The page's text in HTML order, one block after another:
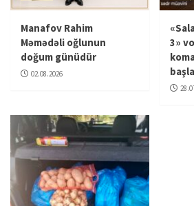
Manafov Rahim
Məmədəli oğlunun
doğum günüdür
02.08.2026
3»